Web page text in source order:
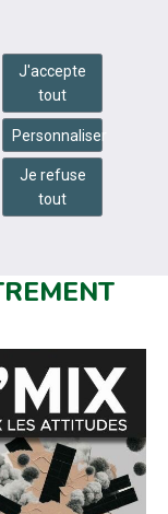
J'accepte
tout
Personnaliser
Je refuse
tout